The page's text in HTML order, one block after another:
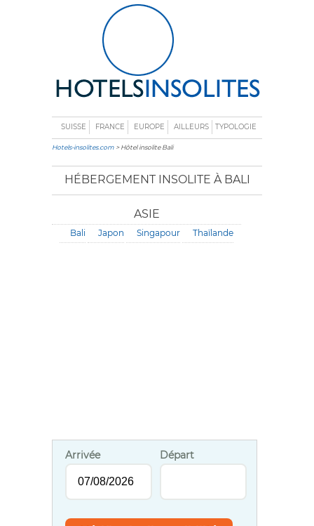
SUISSE FRANCE EUROPE AILLEURS TYPOLOGIE
Hotels-insolites.com > Hôtel insolite Bali
HÉBERGEMENT INSOLITE À BALI
ASIE
Bali Japon Singapour Thaïlande
Arrivée Départ